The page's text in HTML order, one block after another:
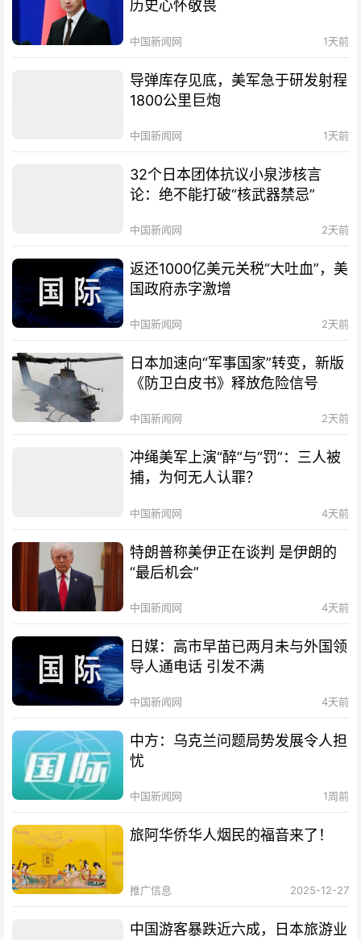
历史心怀敬畏
中国新闻网 1天前
导弹库存见底，美军急于研发射程
1800公里巨炮
中国新闻网 1天前
32个日本团体抗议小泉涉核言
论：绝不能打破“核武器禁忌”
中国新闻网 2天前
返还1000亿美元关税“大吐血”，美
国政府赤字激增
中国新闻网 2天前
日本加速向“军事国家”转变，新版
《防卫白皮书》释放危险信号
中国新闻网 2天前
冲绳美军上演“醉”与“罚”：三人被
捕，为何无人认罪？
中国新闻网 4天前
特朗普称美伊正在谈判 是伊朗的
“最后机会”
中国新闻网 4天前
日媒：高市早苗已两月未与外国领
导人通电话 引发不满
中国新闻网 4天前
中方：乌克兰问题局势发展令人担
忧
中国新闻网 1周前
旅阿华侨华人烟民的福音来了！
推广信息 2025-12-27
中国游客暴跌近六成，日本旅游业